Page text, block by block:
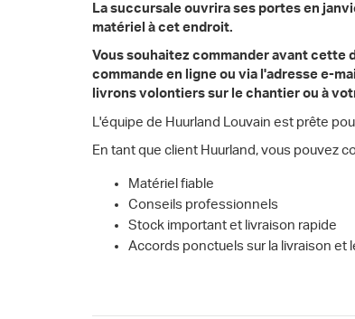
La succursale ouvrira ses portes en
matériel à cet endroit.
Vous souhaitez commander avant cette
commande en ligne ou via l'adresse e-
livrons volontiers sur le chantier ou à
L'équipe de Huurland Louvain est prête
En tant que client Huurland, vous pouvez
Matériel fiable
Conseils professionnels
Stock important et livraison rapide
Accords ponctuels sur la livraison et